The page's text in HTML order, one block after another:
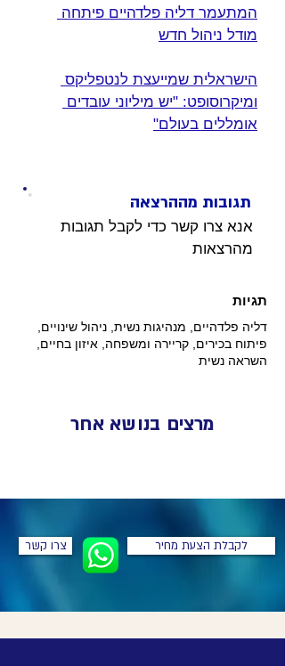
המתעמר דליה פלדהיים פיתחה
מודל ניהול חדש
הישראלית שמייעצת לנטפליקס
ומיקרוסופט: "יש מיליוני עובדים
אומללים בעולם"
תגובות מההרצאה
אנא צרו קשר כדי לקבל תגובות
מהרצאות
תגיות
דליה פלדהיים, מנהיגות נשית, ניהול שינויים,
פיתוח בכירים, קריירה ומשפחה, איזון בחיים,
השראה נשית
מרצים בנושא אחר
צרו קשר לקבלת הצעת מחיר